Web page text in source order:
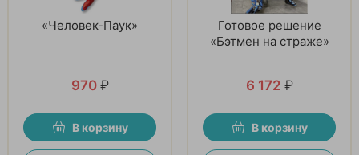
«Человек-Паук»
970 ₽
В корзину
Готовое решение
«Бэтмен на страже»
6 172 ₽
В корзину